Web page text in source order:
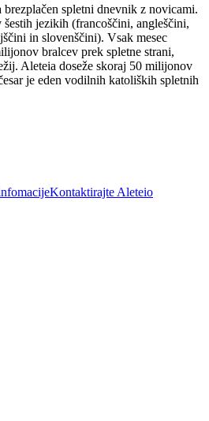
spletni dnevnik z novicami.
šestih jezikih (francoščini, angleščini,
in slovenščini). Vsak mesec
bralcev prek spletne strani,
Aleteia doseže skoraj 50 milijonov
je eden vodilnih katoliških spletnih
Kontaktirajte Aleteio